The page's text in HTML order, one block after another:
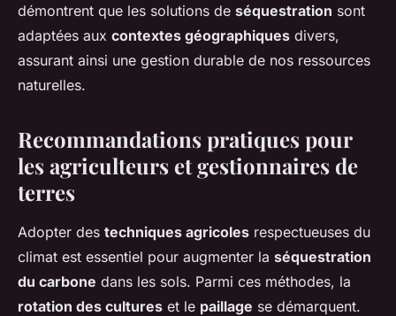
démontrent que les solutions de séquestration sont
adaptées aux contextes géographiques divers,
assurant ainsi une gestion durable de nos ressources
naturelles.
Recommandations pratiques pour
les agriculteurs et gestionnaires de
terres
Adopter des techniques agricoles respectueuses du
climat est essentiel pour augmenter la séquestration
du carbone dans les sols. Parmi ces méthodes, la
rotation des cultures et le paillage se démarquent.